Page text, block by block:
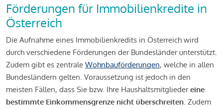
Förderungen für Immobilienkredite in
Österreich
Die Aufnahme eines Immobilienkredits in Österreich wird
durch verschiedene Förderungen der Bundesländer unterstützt.
Zudem gibt es zentrale Wohnbauförderungen, welche in allen
Bundesländern gelten. Voraussetzung ist jedoch in den
meisten Fällen, dass Sie bzw. Ihre Haushaltsmitgliedereine
bestimmte Einkommensgrenze nicht überschreiten. Zudem